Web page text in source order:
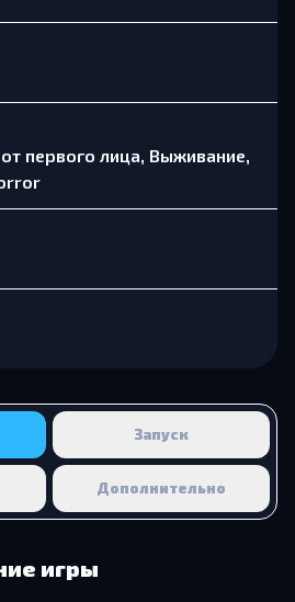
первого лица, Выживание,
Запуск
Дополнительно
игры